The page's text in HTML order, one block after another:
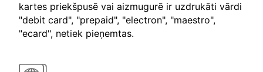
kartes priekšpusē vai aizmugurē ir uzdrukāti vārdi
"debit card", "prepaid", "electron", "maestro",
"ecard", netiek pieņemtas.